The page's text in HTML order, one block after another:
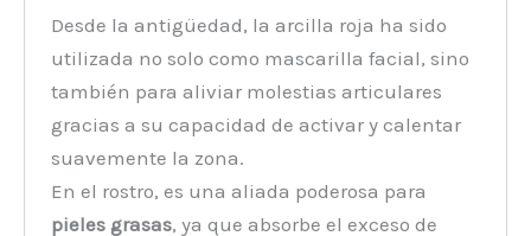
Desde la antigüedad, la arcilla roja ha sido
utilizada no solo como mascarilla facial, sino
también para aliviar molestias articulares
gracias a su capacidad de activar y calentar
suavemente la zona.
En el rostro, es una aliada poderosa para
pieles grasas, ya que absorbe el exceso de